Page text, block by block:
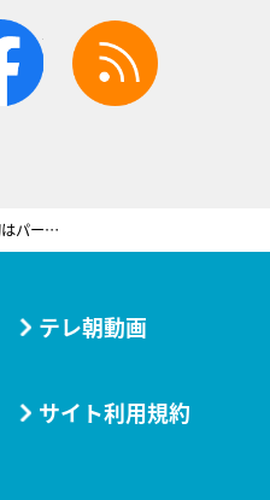
facebook
『最初はパー』第2話、驚きの新展開！豪太（ジェシー）＆すみれ（賀喜遥香）、まさかの急接近
テレ朝動画
サイト利用規約